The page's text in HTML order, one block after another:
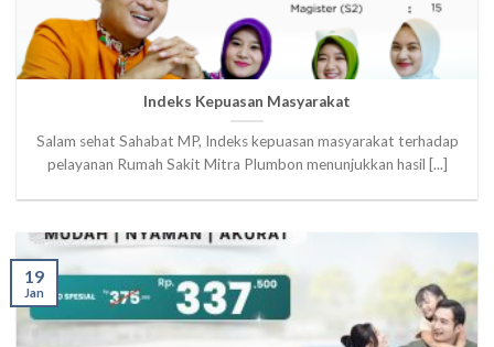
Indeks Kepuasan Masyarakat
Salam sehat Sahabat MP, Indeks kepuasan masyarakat terhadap
pelayanan Rumah Sakit Mitra Plumbon menunjukkan hasil [...]
19
Jan